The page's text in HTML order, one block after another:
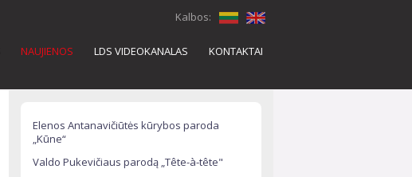
Kalbos:
NAUJIENOS LDS VIDEOKANALAS KONTAKTAI
Elenos Antanavičiūtės kūrybos paroda
„Kūne“
Valdo Pukevičiaus parodą „Tête-à-tête"